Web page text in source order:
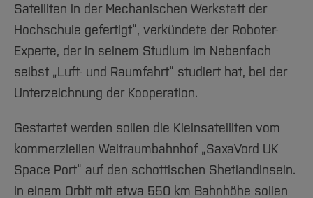
Satelliten in der Mechanischen Werkstatt der
Hochschule gefertigt“, verkündete der Roboter-
Experte, der in seinem Studium im Nebenfach
selbst „Luft- und Raumfahrt“ studiert hat, bei der
Unterzeichnung der Kooperation.
Gestartet werden sollen die Kleinsatelliten vom
kommerziellen Weltraumbahnhof „SaxaVord UK
Space Port“ auf den schottischen Shetlandinseln.
In einem Orbit mit etwa 550 km Bahnhöhe sollen